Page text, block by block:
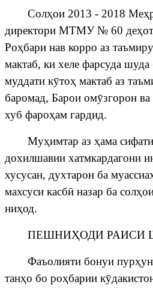
Солҳои 2013 - 2018 Меҳ
директори МТМУ № 60 деҳ
Роҳбари нав корро аз
мактаб, ки хеле фарсуда шуда
муддати кӯтоҳ мактаб аз
баромад, Барои омӯзгорон
хуб фароҳам гардид.
Муҳимтар аз ҳама
дохилшавии хатмкардагони
хусусан, духтарон ба муассиа
махсуси касбӣ назар ба солҳ
ниҳод.
ПЕШНИҲОДИ РАИСИ
Фаъолияти бонуи пурҳ
танҳо бо роҳбарии кӯ